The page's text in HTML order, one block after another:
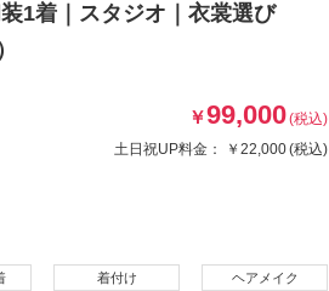
1着｜スタジオ｜衣裳選び
￥99,000(税込)
土日祝UP料金：
￥22,000(税込)
着付け ヘアメイク